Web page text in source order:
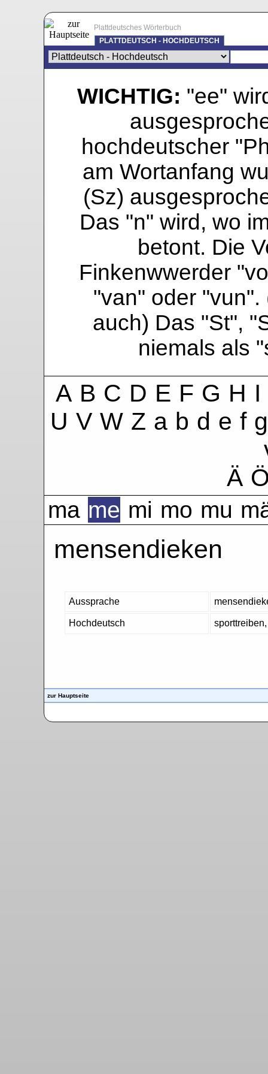
Plattdeutsches Wörterbuch
PLATTDEUTSCH - HOCHDEUTSCH
WICHTIG: "ee"
hochdeutscher
am Wortanfang
(Sz)
Das "n" wird, wo
betont. Die
Finkenwwerder
"van" oder "vun".
auch) Das "St",
niemals als
A B C D E F G H I
U V W Z a b d e f g
Ä
ma me mi mo mu
mensendieken
Aussprache
Hochdeutsch
zur Hauptseite